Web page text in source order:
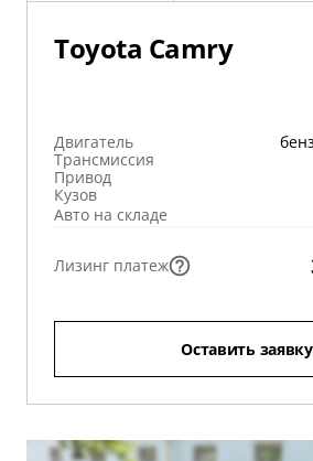
Toyota Camry
Двигатель
Трансмиссия
Привод
Кузов
Авто на складе
Лизинг платеж
Оставить заявку